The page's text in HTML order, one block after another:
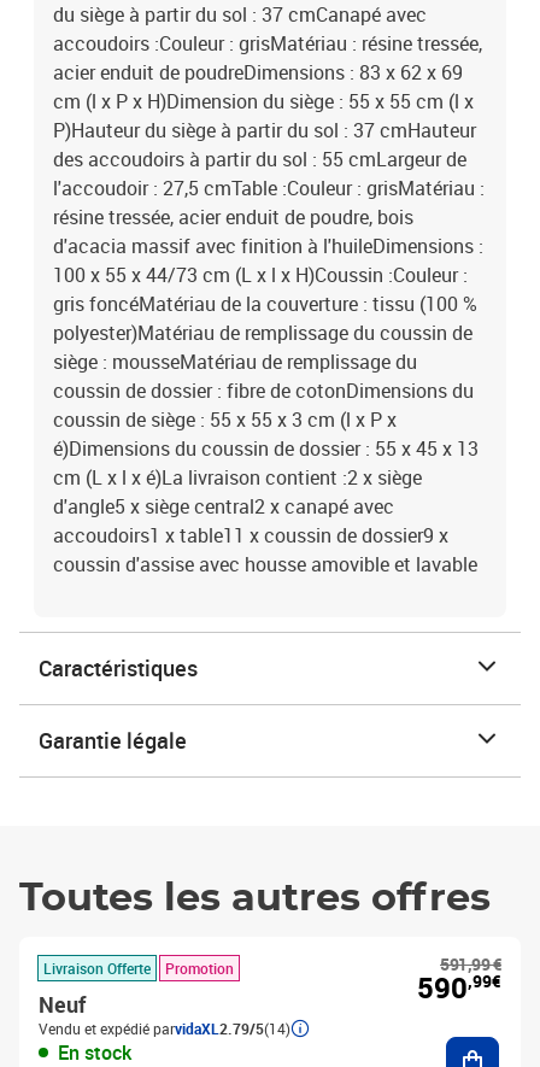
du siège à partir du sol : 37 cmCanapé avec
accoudoirs :Couleur : grisMatériau : résine tressée,
acier enduit de poudreDimensions : 83 x 62 x 69
cm (l x P x H)Dimension du siège : 55 x 55 cm (l x
P)Hauteur du siège à partir du sol : 37 cmHauteur
des accoudoirs à partir du sol : 55 cmLargeur de
l'accoudoir : 27,5 cmTable :Couleur : grisMatériau :
résine tressée, acier enduit de poudre, bois
d'acacia massif avec finition à l'huileDimensions :
100 x 55 x 44/73 cm (L x l x H)Coussin :Couleur :
gris foncéMatériau de la couverture : tissu (100 %
polyester)Matériau de remplissage du coussin de
siège : mousseMatériau de remplissage du
coussin de dossier : fibre de cotonDimensions du
coussin de siège : 55 x 55 x 3 cm (l x P x
é)Dimensions du coussin de dossier : 55 x 45 x 13
cm (L x l x é)La livraison contient :2 x siège
d'angle5 x siège central2 x canapé avec
accoudoirs1 x table11 x coussin de dossier9 x
coussin d'assise avec housse amovible et lavable
Caractéristiques
Garantie légale
Toutes les autres offres
Livraison Offerte Promotion
Neuf
Vendu et expédié parvidaXL 2.79/5(14)
En stock
591,99 €
590,99€